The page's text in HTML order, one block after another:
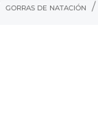
GORRAS DE NATACIÓN